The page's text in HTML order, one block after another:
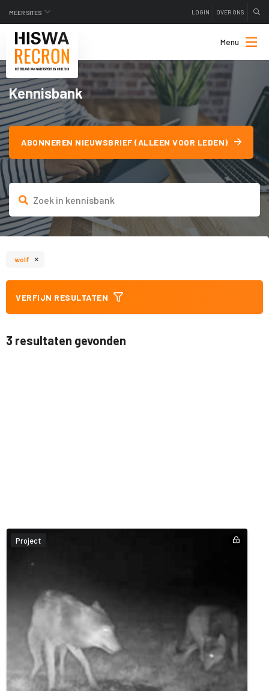
MEER SITES LOGIN OVER ONS
Menu
Kennisbank
ABONNEREN NIEUWSBRIEF (ALLEEN VOOR LEDEN)
wolf ×
VERFIJN RESULTATEN
3 resultaten gevonden
Project